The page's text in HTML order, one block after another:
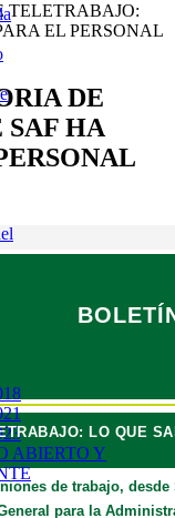
ABIERTO Y
TELETRABAJO:
EL PERSONAL
DE
HA
LO QUE
de trabajo,
para la